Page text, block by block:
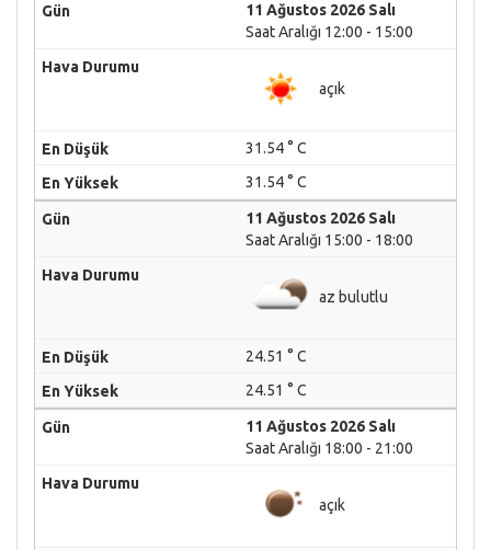
11 Ağustos 2026 Salı
Saat Aralığı 12:00 - 15:00
açık
31.54 ° C
31.54 ° C
11 Ağustos 2026 Salı
Saat Aralığı 15:00 - 18:00
az bulutlu
24.51 ° C
24.51 ° C
11 Ağustos 2026 Salı
Saat Aralığı 18:00 - 21:00
açık